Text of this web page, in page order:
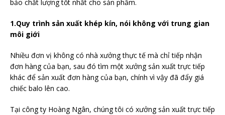
bảo chất lượng tốt nhất cho sản phẩm.
1.Quy trình sản xuất khép kín, nói không với trung gian
môi giới
Nhiều đơn vị không có nhà xưởng thực tế mà chỉ tiếp nhận
đơn hàng của bạn, sau đó tìm một xưởng sản xuất trực tiếp
khác để sản xuất đơn hàng của bạn, chính vì vậy đã đẩy giá
chiếc balo lên cao.
Tại công ty Hoàng Ngân, chúng tôi có xưởng sản xuất trực tiếp